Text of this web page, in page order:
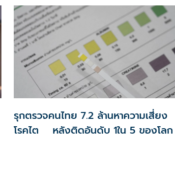
ทางทฤษฎี (วิษณุ เครืองาม) แต่สืบถึงตัวสุดยาก" โดยระบุ
ว่า
รุกตรวจคนไทย 7.2 ล้านหาความเสี่ยง
โรคไต หลังติดอันดับ 1ใน 5 ของโลก